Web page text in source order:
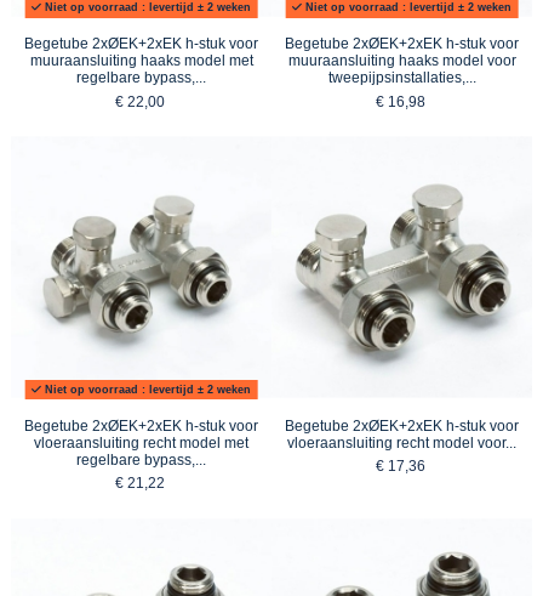
Niet op voorraad : levertijd ± 2 weken
Begetube 2xØEK+2xEK h-stuk voor
muuraansluiting haaks model met
regelbare bypass,...
€ 22,00
Niet op voorraad : levertijd ± 2 weken
Begetube 2xØEK+2xEK h-stuk voor
muuraansluiting haaks model voor
tweepijpsinstallaties,...
€ 16,98
Niet op voorraad : levertijd ± 2 weken
Begetube 2xØEK+2xEK h-stuk voor
vloeraansluiting recht model met
regelbare bypass,...
€ 21,22
Begetube 2xØEK+2xEK h-stuk voor
vloeraansluiting recht model voor...
€ 17,36